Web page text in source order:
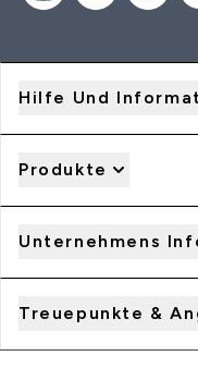
Hilfe Und
Produkte
Unternehmens
Treuepunkte &